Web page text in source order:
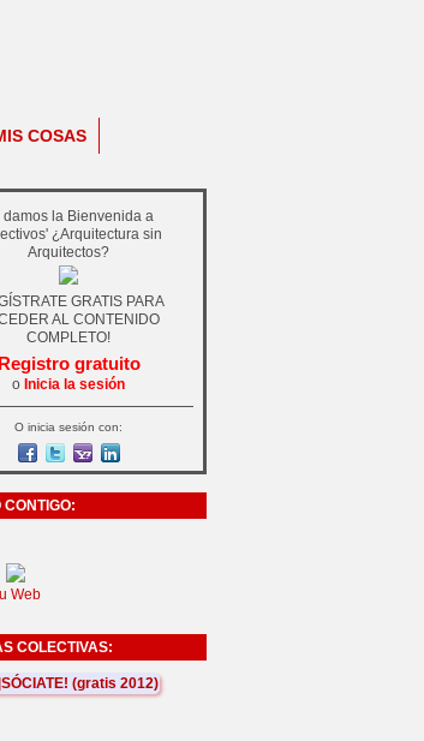
COSAS
damos la Bienvenida a
¿Arquitectura sin
Arquitectos?
GRATIS PARA
AL CONTENIDO
COMPLETO!
Registro gratuito
o Inicia la sesión
O inicia sesión con:
CONTIGO:
Web
COLECTIVAS:
(gratis 2012)